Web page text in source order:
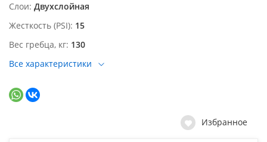
Слои Двухслойная
Жесткость (PSI) 15
Вес гребца, кг 130
Все характеристики
Избранное